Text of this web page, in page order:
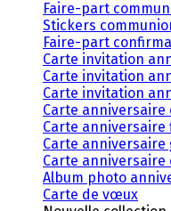
Faire-part
Stickers
Faire-part
Carte invitation
Carte invitation
Carte invitation
Carte
Carte anniversaire
Carte anniversaire
Carte anniversaire
Album photo
Carte de vœux